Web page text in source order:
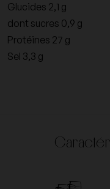
Glucides 2,1 g
dont sucres 0,9 g
Protéines 27 g
Sel 3,3 g